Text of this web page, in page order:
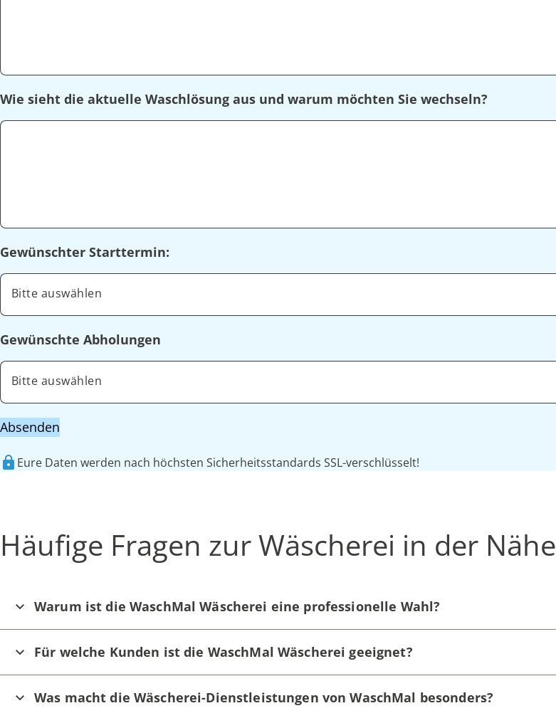
Wie sieht die aktuelle Waschlösung aus und warum möchten Sie wechseln?
Gewünschter Starttermin:
Bitte auswählen
Gewünschte Abholungen
Bitte auswählen
Absenden
Eure Daten werden nach höchsten Sicherheitsstandards SSL-verschlüsselt!
Häufige Fragen zur Wäscherei in der Nähe
Warum ist die WaschMal Wäscherei eine professionelle Wahl?
Für welche Kunden ist die WaschMal Wäscherei geeignet?
Was macht die Wäscherei-Dienstleistungen von WaschMal besonders?